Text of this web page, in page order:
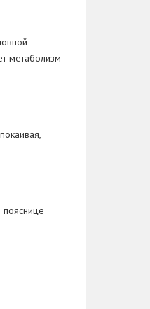
метаболизм